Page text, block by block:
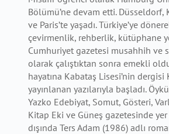
Bölümü’ne devam etti. Düsseldorf,
ve Paris’te yaşadı. Türkiye’ye
çevirmenlik, rehberlik, kütüphane
Cumhuriyet gazetesi musahhih ve
olarak çalıştıktan sonra emekli
hayatına Kabataş Lisesi’nin dergisi
yayınlanan yazılarıyla başladı.
Yazko Edebiyat, Somut, Gösteri,
Kitap Eki ve Güneş gazetesinde yer
dışında Ters Adam (1986) adlı